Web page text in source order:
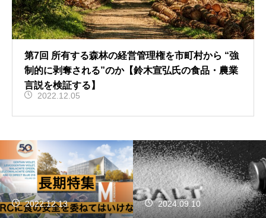
第7回 所有する森林の経営管理権を市町村から “強
制的に剥奪される”のか【鈴木宣弘氏の食品・農業
言説を検証する】
2022.12.05
2022.12.13 2024.09.10